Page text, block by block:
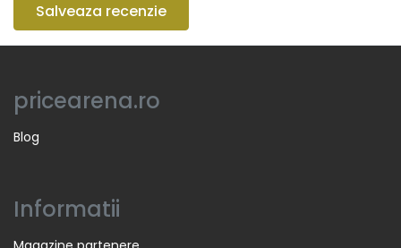
Salveaza recenzie
pricearena.ro
Blog
Informatii